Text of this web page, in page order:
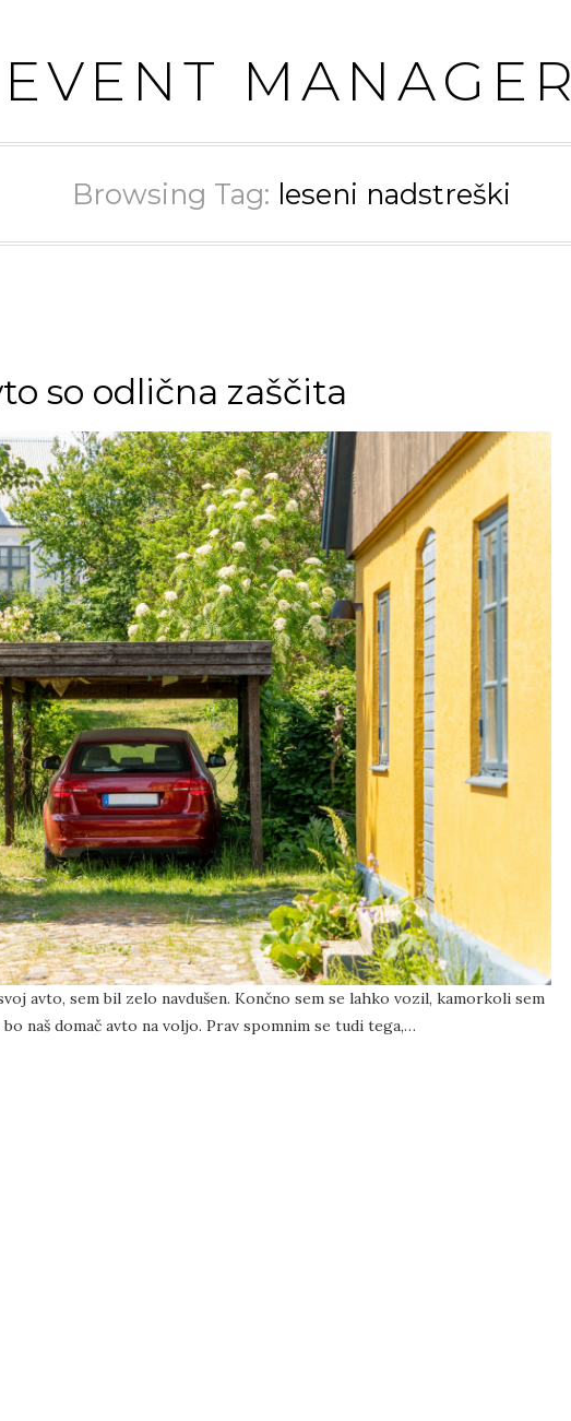
EVENT MANAGER
Browsing Tag: leseni nadstreški
so odlična zaščita
avto, sem bil zelo navdušen. Končno sem se lahko vozil, kamorkoli sem
naš domač avto na voljo. Prav spomnim se tudi tega,…